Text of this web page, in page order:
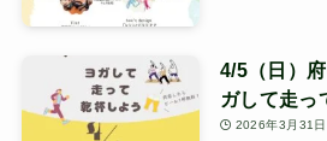
4/5（日）
ガして走っ
2026年3月31日